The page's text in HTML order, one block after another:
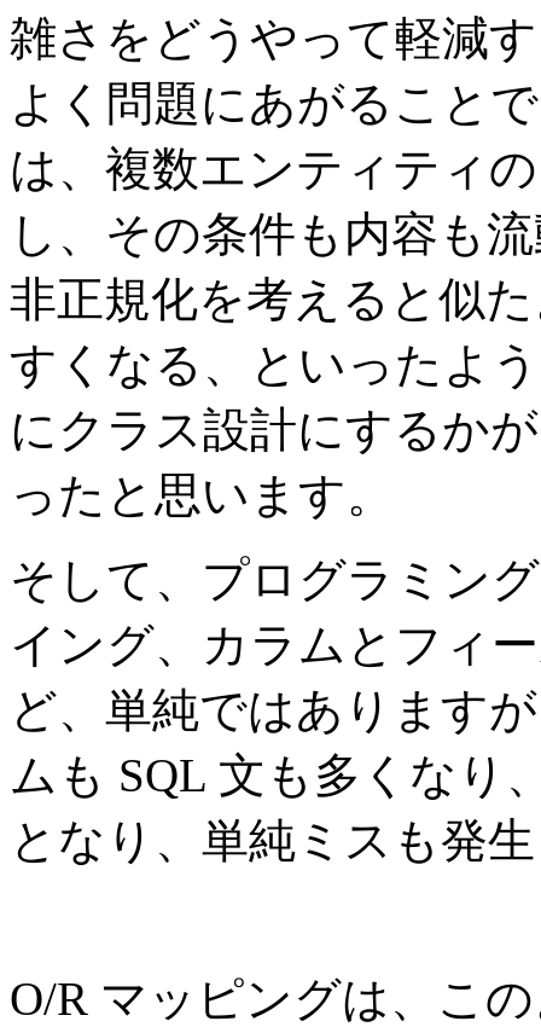
雑さをどうやって軽減
よく問題にあがること
は、複数エンティティ
し、その条件も内容も
非正規化を考えると似
すくなる、といったよ
にクラス設計にするか
ったと思います。
そして、プログラミン
イング、カラムとフィ
ど、単純ではあります
ムも SQL 文も多くなり
となり、単純ミスも発
O/R マッピングは、こ